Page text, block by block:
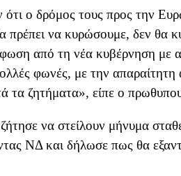
ο δρόμος τους προς την
πρέπει να κυρώσουμε, δεν θα
από τη νέα κυβέρνηση με
φωνές, με την απαραίτητη
τα ζητήματα», είπε ο
να στείλουν μήνυμα
ΝΔ και δήλωσε πως θα